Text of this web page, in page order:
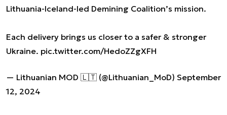
Lithuania-Iceland-led Demining Coalition’s mission.
Each delivery brings us closer to a safer & stronger
Ukraine. pic.twitter.com/HedoZZgXFH
— Lithuanian MOD 🇱🇹 (@Lithuanian_MoD) September
12, 2024